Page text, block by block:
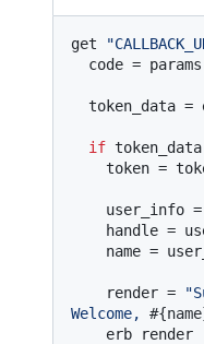
get
code =
if
token =
handle =
name =
    render =
Welcome,